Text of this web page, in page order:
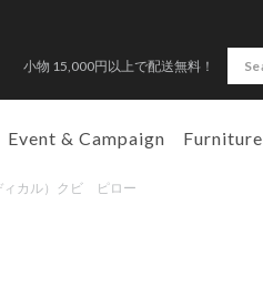
小物 15,000円以上で配送無料！
Event & Campaign Furniture
ィカル）クビ ピロー